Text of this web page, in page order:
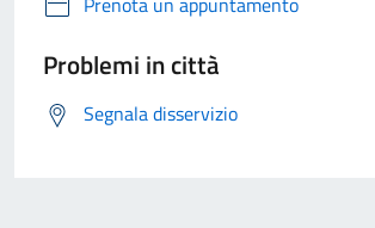
Problemi in città
Segnala disservizio